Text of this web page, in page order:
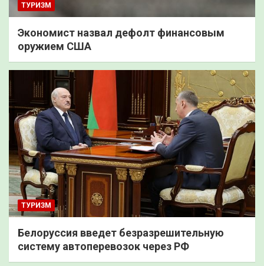
ТУРИЗМ
Экономист назвал дефолт финансовым
оружием США
ТУРИЗМ
Белоруссия введет безразрешительную
систему автоперевозок через РФ